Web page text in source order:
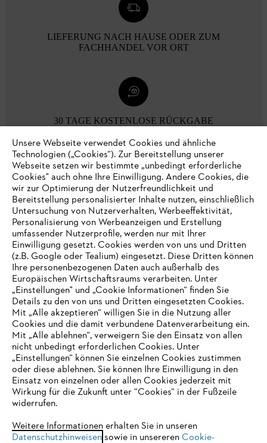
LIEFERUNG NACH HAUSE ODER ZUM
FACHHANDEL VOR ORT
30 TAGE KOSTENLOSE RÜCKGABE
Zahlungsmöglichkeiten
Unternehmen
Online Shop
Service
IHR BROWSER WIRD NICHT
UNTERSTÜTZT
eine optimale Nutzung unserer Seite empfehlen wir Ihnen, zu
einem der folgenden Browser zu wechseln:
Unsere Webseite verwendet Cookies und ähnliche
Technologien („Cookies“). Zur Bereitstellung unserer
Webseite setzen wir bestimmte „unbedingt erforderliche
Cookies" auch ohne Ihre Einwilligung. Andere Cookies, die
wir zur Optimierung der Nutzerfreundlichkeit und
Bereitstellung personalisierter Inhalte nutzen, einschließlich
Untersuchung von Nutzerverhalten, Werbeeffektivität,
Personalisierung von Werbeanzeigen und Erstellung
umfassender Nutzerprofile, werden nur mit Ihrer
Einwilligung gesetzt. Cookies werden von uns und Dritten
(z.B. Google oder Tealium) eingesetzt. Diese Dritten können
Ihre personenbezogenen Daten auch außerhalb des
Europäischen Wirtschaftsraums verarbeiten. Unter
„Einstellungen" und „Cookie Informationen“ finden Sie
Details zu den von uns und Dritten eingesetzten Cookies.
Mit „Alle akzeptieren“ willigen Sie in die Nutzung aller
Cookies und die damit verbundene Datenverarbeitung ein.
Mit „Alle ablehnen“, verweigern Sie den Einsatz von allen
nicht unbedingt erforderlichen Cookies. Unter
„Einstellungen“ können Sie einzelnen Cookies zustimmen
oder diese ablehnen. Sie können Ihre Einwilligung in den
Einsatz von einzelnen oder allen Cookies jederzeit mit
Wirkung für die Zukunft unter “Cookies“ in der Fußzeile
widerrufen.
Weitere Informationen erhalten Sie in unseren
Datenschutzhinweisensowie in unsereren Cookie-